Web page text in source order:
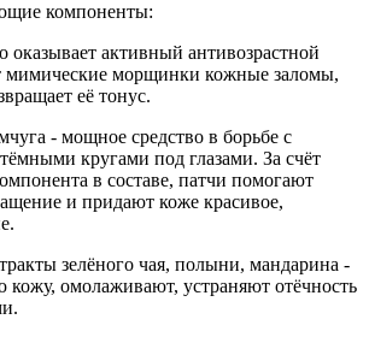
компоненты:
оказывает активный антивозрастной
мимические морщинки кожные заломы,
её тонус.
- мощное средство в борьбе с
кругами под глазами. За счёт
в составе, патчи помогают
и придают коже красивое,
зелёного чая, полыни, мандарина -
омолаживают, устраняют отёчность